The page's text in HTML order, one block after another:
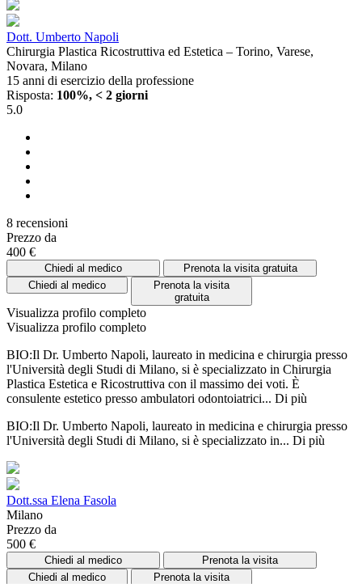
Dott. Umberto Napoli
Chirurgia Plastica Ricostruttiva ed Estetica – Torino, Varese,
Novara, Milano
15 anni di esercizio della professione
Risposta: 100%, < 2 giorni
5.0
8 recensioni
Prezzo da
400 €
Chiedi al medico
Prenota la visita gratuita
Chiedi al medico
Prenota la visita
gratuita
Visualizza profilo completo
Visualizza profilo completo
BIO:Il Dr. Umberto Napoli, laureato in medicina e chirurgia presso
l'Università degli Studi di Milano, si è specializzato in Chirurgia
Plastica Estetica e Ricostruttiva con il massimo dei voti. È
consulente estetico presso ambulatori odontoiatrici... Di più
BIO:Il Dr. Umberto Napoli, laureato in medicina e chirurgia presso
l'Università degli Studi di Milano, si è specializzato in... Di più
Dott.ssa Elena Fasola
Milano
Prezzo da
500 €
Chiedi al medico
Prenota la visita
Chiedi al medico
Prenota la visita